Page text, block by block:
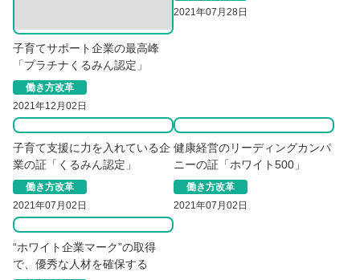
子育てサポート企業の最高峰
「プラチナくるみん認定」
働き方改革
2021年12月02日
2021年07月28日
子育て支援に力を入れている企
業の証「くるみん認定」
働き方改革
2021年07月02日
健康経営のリーディングカンパ
ニーの証「ホワイト500」
働き方改革
2021年07月02日
“ホワイト企業マーク”の取得
で、優秀な人材を確保する